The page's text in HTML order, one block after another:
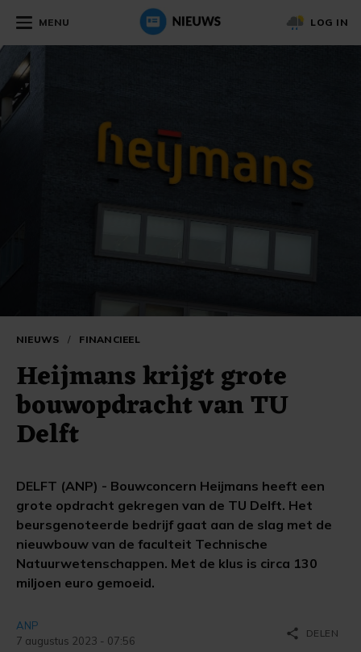
MENU LOG IN
NIEUWS / FINANCIEEL
Heijmans krijgt grote
bouwopdracht van TU
Delft
DELFT (ANP) - Bouwconcern Heijmans heeft een
grote opdracht gekregen van de TU Delft. Het
beursgenoteerde bedrijf gaat aan de slag met de
nieuwbouw van de faculteit Technische
Natuurwetenschappen. Met de klus is circa 130
miljoen euro gemoeid.
ANP
7 augustus 2023 - 07:56
share DELEN